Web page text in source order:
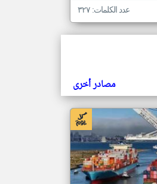
عدد الكلمات: ٣٢٧
مصادر أخرى